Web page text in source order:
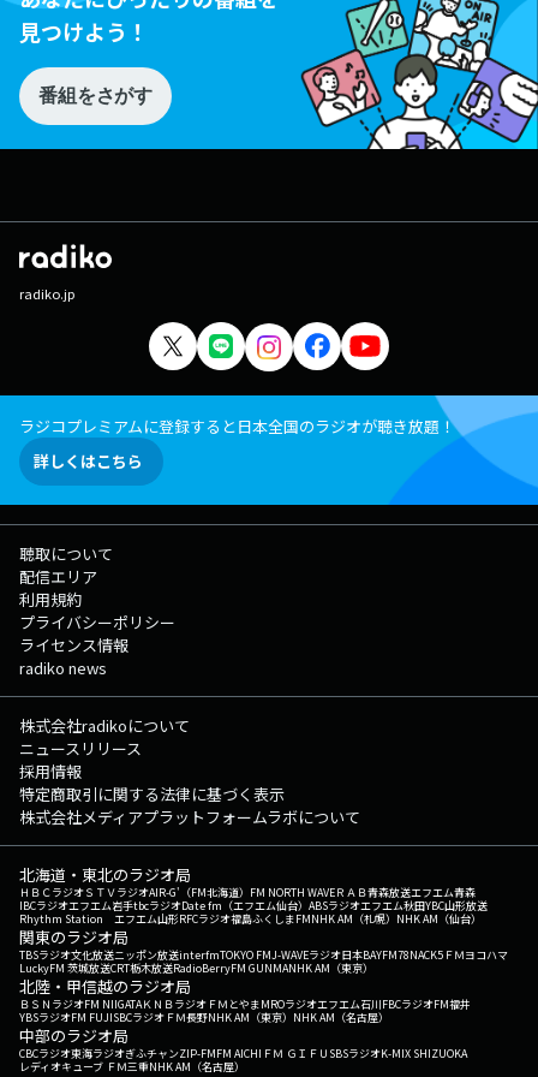
見つけよう！
番組をさがす
radiko.jp
ラジコプレミアムに登録すると日本全国のラジオが聴き放題！
詳しくはこちら
聴取について
配信エリア
利用規約
プライバシーポリシー
ライセンス情報
radiko news
株式会社radikoについて
ニュースリリース
採用情報
特定商取引に関する法律に基づく表示
株式会社メディアプラットフォームラボについて
北海道・東北のラジオ局
ＨＢＣラジオＳＴＶラジオAIR-G'（FM北海道） FM NORTH WAVEＲＡＢ青森放送エフエム青森
IBCラジオエフエム岩手tbcラジオDate fm（エフエム仙台） ABSラジオエフエム秋田YBC山形放送
Rhythm Station エフエム山形RFCラジオ福島ふくしまFMNHK AM（札幌） NHK AM（仙台）
関東のラジオ局
TBSラジオ文化放送ニッポン放送interfmTOKYO FMJ-WAVEラジオ日本BAYFM78NACK5 ＦＭヨコハマ
LuckyFM 茨城放送CRT栃木放送RadioBerryFM GUNMANHK AM（東京）
北陸・甲信越のラジオ局
ＢＳＮラジオFM NIIGATAＫＮＢラジオ ＦＭとやまMROラジオエフエム石川FBCラジオFM福井
YBSラジオFM FUJISBCラジオ ＦＭ長野NHK AM（東京） NHK AM（名古屋）
中部のラジオ局
CBCラジオ東海ラジオぎふチャンZIP-FMFM AICHI ＦＭ ＧＩＦＵ SBSラジオK-MIX SHIZUOKA
レディオキューブ ＦＭ三重NHK AM（名古屋）